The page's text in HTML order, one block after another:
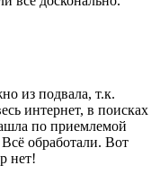
из подвала, т.к.
интернет, в поисках
по приемлемой
обработали. Вот
нет!